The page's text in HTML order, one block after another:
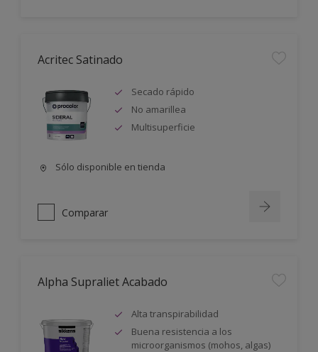
Acritec Satinado
Secado rápido
No amarillea
Multisuperficie
Sólo disponible en tienda
Comparar
Alpha Supraliet Acabado
Alta transpirabilidad
Buena resistencia a los
microorganismos (mohos, algas)